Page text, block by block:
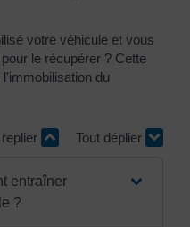
votre véhicule et vous
le récupérer ? Cette
du
Tout déplier
entraîner
?